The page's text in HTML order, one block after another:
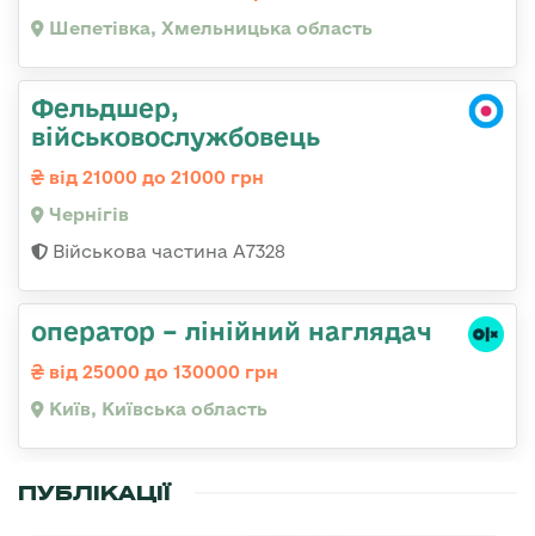
Шепетівка, Хмельницька область
Фельдшер,
військовослужбовець
від 21000 до 21000 грн
Чернігів
Військова частина А7328
оператор – лінійний наглядач
від 25000 до 130000 грн
Київ, Київська область
ПУБЛІКАЦІЇ